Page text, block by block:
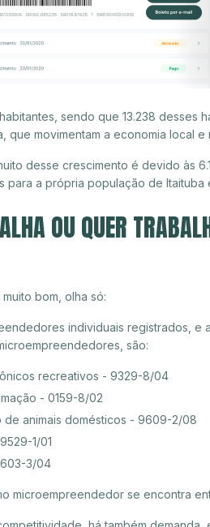
sendo que 13.238 desses
que movimentam a economia local e
desse crescimento é devido às
para a própria população de Itaituba
OU QUER
bom, olha só:
individuais registrados, e
são:
recreativos - 9329-8/04
- 0159-8/02
animais domésticos - 9609-2/08
1/01
3/04
microempreendedor se encontra